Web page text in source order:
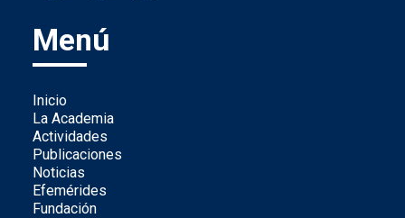
Menú
Inicio
La Academia
Actividades
Publicaciones
Noticias
Efemérides
Fundación